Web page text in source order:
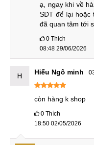
Sau đây là phần so
Edition cũ với các đối
khảo để có được sự lựa
OnePlus Ace 5
SE mới
Hiện tại, OnePlus Ace
REDMI Neo7 SE mới.
một chút do là máy cũ
những gì máy mang
ạ, ngay khi về
SĐT để lại hoặc
đã quan tâm tới
0 Thích
08:48 29/06/2026
H Hiếu Ngô minh
còn hàng k shop
0 Thích
18:50 02/05/2026